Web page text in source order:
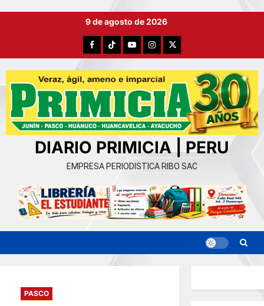
9 de agosto de 2026
FacebookTikTokYouTubeInstagram
X
DIARIO PRIMICIA | PERU
EMPRESA PERIODISTICA RIBO SAC
PASCO